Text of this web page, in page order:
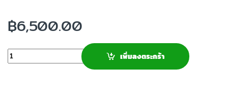
฿6,500.00
จำนวน เพิ่มลงตระกร้า